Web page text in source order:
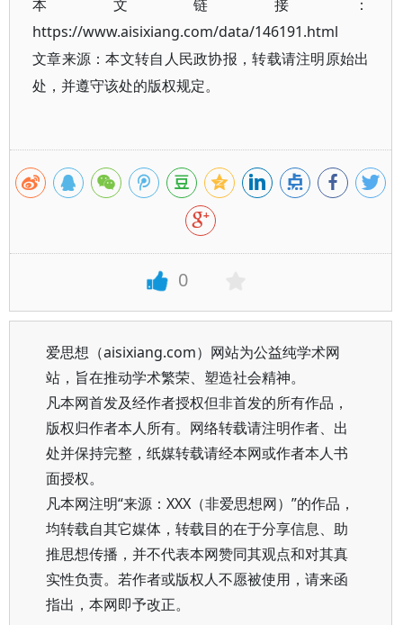
本文链接：
https://www.aisixiang.com/data/146191.html
文章来源：本文转自人民政协报，转载请注明原始出
处，并遵守该处的版权规定。
0
爱思想（aisixiang.com）网站为公益纯学术网
站，旨在推动学术繁荣、塑造社会精神。
凡本网首发及经作者授权但非首发的所有作品，
版权归作者本人所有。网络转载请注明作者、出
处并保持完整，纸媒转载请经本网或作者本人书
面授权。
凡本网注明“来源：XXX（非爱思想网）”的作品，
均转载自其它媒体，转载目的在于分享信息、助
推思想传播，并不代表本网赞同其观点和对其真
实性负责。若作者或版权人不愿被使用，请来函
指出，本网即予改正。